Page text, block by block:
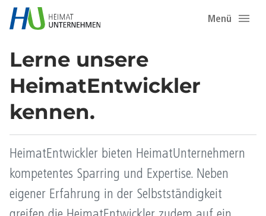
Menü
Lerne unsere
HeimatEntwickler
kennen.
HeimatEntwickler bieten HeimatUnternehmern
kompetentes Sparring und Expertise. Neben
eigener Erfahrung in der Selbstständigkeit